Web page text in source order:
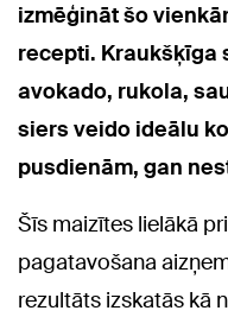
izmēģināt šo
recepti. Kraukšķīga
avokado, rukola,
siers veido ideālu
pusdienām, gan
Šīs maizītes lielākā
pagatavošana
rezultāts izskatās kā